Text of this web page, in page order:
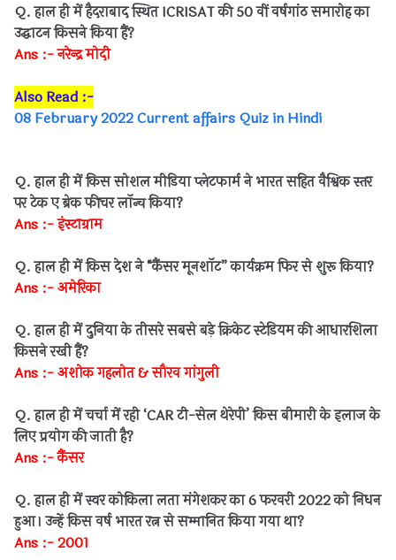
Q. हाल ही में हैदराबाद स्थित ICRISAT की 50 वीं वर्षगांठ समारोह का
उद्घाटन किसने किया हैं?
Ans :- नरेन्द्र मोदी
Also Read :-
08 February 2022 Current affairs Quiz in Hindi
Q. हाल ही में किस सोशल मीडिया प्लेटफार्म ने भारत सहित वैश्विक स्तर
पर टेक ए ब्रेक फीचर लॉन्च किया?
Ans :- इंस्टाग्राम
Q. हाल ही में किस देश ने “कैंसर मूनशॉट” कार्यक्रम फिर से शुरू किया?
Ans :- अमेरिका
Q. हाल ही में दुनिया के तीसरे सबसे बड़े क्रिकेट स्टेडियम की आधारशिला
किसने रखी हैं?
Ans :- अशोक गहलोत & सौरव गांगुली
Q. हाल ही में चर्चा में रही ‘CAR टी-सेल थेरेपी’ किस बीमारी के इलाज के
लिए प्रयोग की जाती है?
Ans :- कैंसर
Q. हाल ही में स्वर कोकिला लता मंगेशकर का 6 फरवरी 2022 को निधन
हुआ। उन्हें किस वर्ष भारत रत्न से सम्मानित किया गया था?
Ans :- 2001